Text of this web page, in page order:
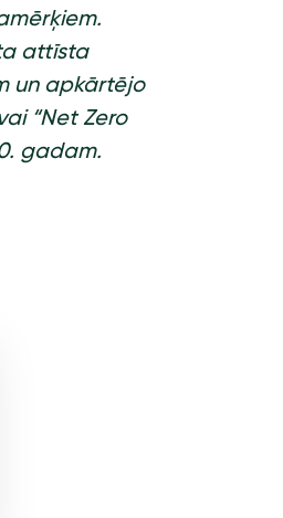
attīsta
un apkārtējo
“Net Zero
gadam.